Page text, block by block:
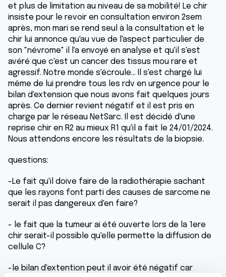
et plus de limitation au niveau de sa mobilité! Le chir
insiste pour le revoir en consultation environ 2sem
après, mon mari se rend seul à la consultation et le
chir lui annonce qu'au vue de l'aspect particulier de
son "névrome" il l'a envoyé en analyse et qu'il s'est
avéré que c'est un cancer des tissus mou rare et
agressif. Notre monde s'écroule... Il s'est chargé lui
même de lui prendre tous les rdv en urgence pour le
bilan d'extension que nous avons fait quelques jours
après. Ce dernier revient négatif et il est pris en
charge par le réseau NetSarc. Il est décidé d'une
reprise chir en R2 au mieux R1 qu'il a fait le 24/01/2024.
Nous attendons encore les résultats de la biopsie.
questions:
-Le fait qu'il doive faire de la radiothérapie sachant
que les rayons font parti des causes de sarcome ne
serait il pas dangereux d'en faire?
- le fait que la tumeur ai été ouverte lors de la 1ere
chir serait-il possible qu'elle permette la diffusion de
cellule C?
-le bilan d'extention peut il avoir été négatif car